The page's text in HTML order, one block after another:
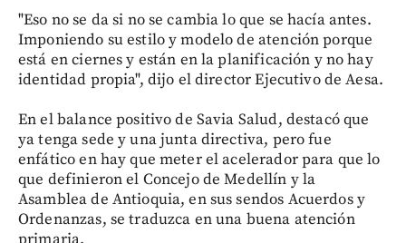
"Eso no se da si no se cambia lo que se hacía antes.
Imponiendo su estilo y modelo de atención porque
está en ciernes y están en la planificación y no hay
identidad propia", dijo el director Ejecutivo de Aesa.
En el balance positivo de Savia Salud, destacó que
ya tenga sede y una junta directiva, pero fue
enfático en hay que meter el acelerador para que lo
que definieron el Concejo de Medellín y la
Asamblea de Antioquia, en sus sendos Acuerdos y
Ordenanzas, se traduzca en una buena atención